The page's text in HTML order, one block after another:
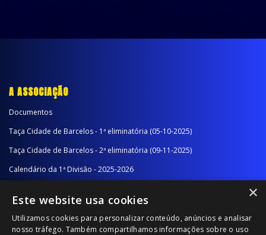
A ASSOCIAÇÃO
Documentos
Taça Cidade de Barcelos - 1ª eliminatória (05-10-2025)
Taça Cidade de Barcelos - 2ª eliminatória (09-11-2025)
Calendário da 1ª Divisão - 2025-2026
Calendário da 2ª Divisão - Série B - 2025-2026
Calendário da Época
×
Este website usa cookies
Utilizamos cookies para personalizar conteúdo, anúncios e analisar
nosso tráfego. Também compartilhamos informações sobre o uso